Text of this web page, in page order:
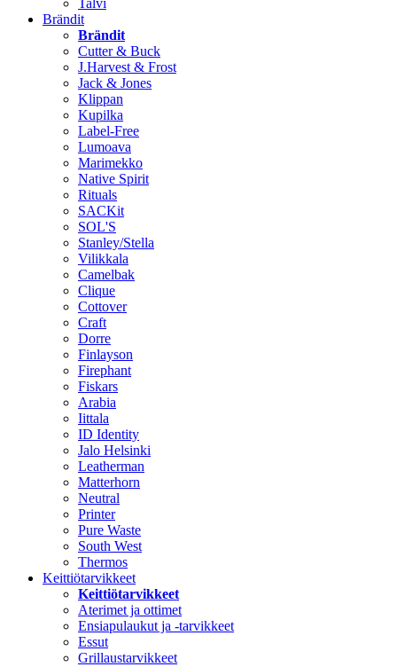
Talvi
Brändit
Brändit
Cutter & Buck
J.Harvest & Frost
Jack & Jones
Klippan
Kupilka
Label-Free
Lumoava
Marimekko
Native Spirit
Rituals
SACKit
SOL'S
Stanley/Stella
Vilikkala
Camelbak
Clique
Cottover
Craft
Dorre
Finlayson
Firephant
Fiskars
Arabia
Iittala
ID Identity
Jalo Helsinki
Leatherman
Matterhorn
Neutral
Printer
Pure Waste
South West
Thermos
Keittiötarvikkeet
Keittiötarvikkeet
Aterimet ja ottimet
Ensiapulaukut ja -tarvikkeet
Essut
Grillaustarvikkeet